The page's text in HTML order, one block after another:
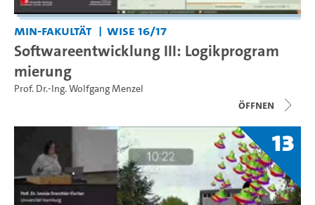
MIN-Fakultät WiSe 16/17
Softwareentwicklung III: Logikprogram
mierung
Prof. Dr.-Ing. Wolfgang Menzel
Öffnen
13